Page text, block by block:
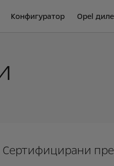
Конфигуратор Opel
Сертифицирани